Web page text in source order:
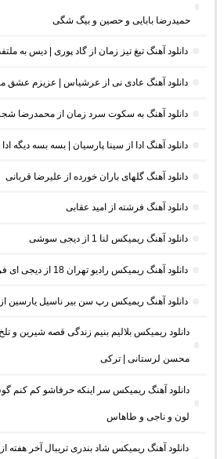
حمیدرضا بابایی و حصین و بیگ شگی
دانلود آهنگ تیغ تیز زمان از گاد پوری | دیس به
دانلود آهنگ عادی نی از عرشیاس | عزیزم عشق ما
دانلود آهنگ به سکوت سرد زمان از محمدرضا
دانلود آهنگ ادا از سینا پارسیان | بسه بسه دیگه ادا
دانلود آهنگ گلهای باران خورده از علیرضا قربانی
دانلود آهنگ فرشته از امید عقابی
دانلود آهنگ ریمیکس لنا 1 از دیجی سوشی
دانلود آهنگ ریمیکس رادیو تهران 18 از دیجی ای فر (ریمیکس طولانی خفن)
دانلود آهنگ ریمیکس رپ سن بیر ناسیل یارسین
دانلود ریمیکس بلالیم بنیم زندگی قصه شیرین و
محسن لرستانی | ترکی
دانلود آهنگ ریمیکس سر اینکه حرفاشو کم
لون و ناجی و طاهاس
دانلود آهنگ ریمیکس شاد بندری تریبال آخر هفته